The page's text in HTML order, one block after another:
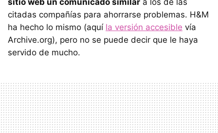
sitio web un comunicado similar a los de las
citadas compañías para ahorrarse problemas. H&M
ha hecho lo mismo (aquí la versión accesible vía
Archive.org), pero no se puede decir que le haya
servido de mucho.